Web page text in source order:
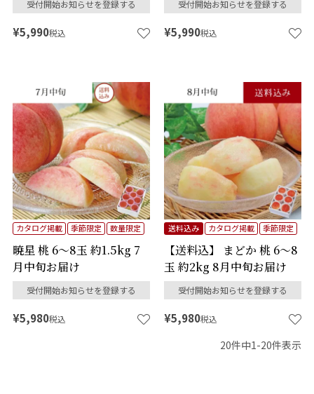
受付開始お知らせを登録する
¥5,990税込
受付開始お知らせを登録する
¥5,990税込
暁星 桃 6～8玉 約1.5kg 7
月中旬お届け
カタログ掲載 季節限定 数量限定
受付開始お知らせを登録する
¥5,980税込
【送料込】 まどか 桃 6～8
玉 約2kg 8月中旬お届け
送料込み カタログ掲載 季節限定
受付開始お知らせを登録する
¥5,980税込
20件中1 -20件表示